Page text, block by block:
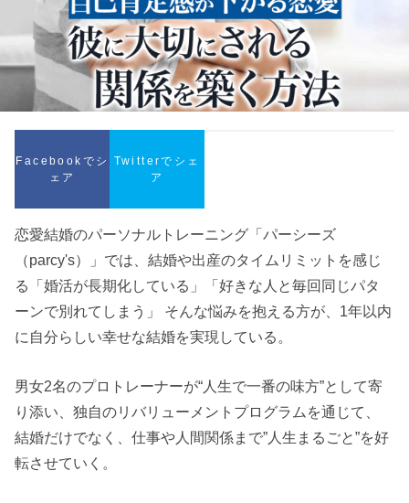
Facebookでシ
ェア
Twitterでシェ
ア
恋愛結婚のパーソナルトレーニング「パーシーズ
（parcy's）」では、結婚や出産のタイムリミットを感じ
る「婚活が長期化している」「好きな人と毎回同じパタ
ーンで別れてしまう」 そんな悩みを抱える方が、1年以内
に自分らしい幸せな結婚を実現している。
男女2名のプロトレーナーが“人生で一番の味方”として寄
り添い、独自のリバリューメントプログラムを通じて、
結婚だけでなく、仕事や人間関係まで”人生まるごと”を好
転させていく。